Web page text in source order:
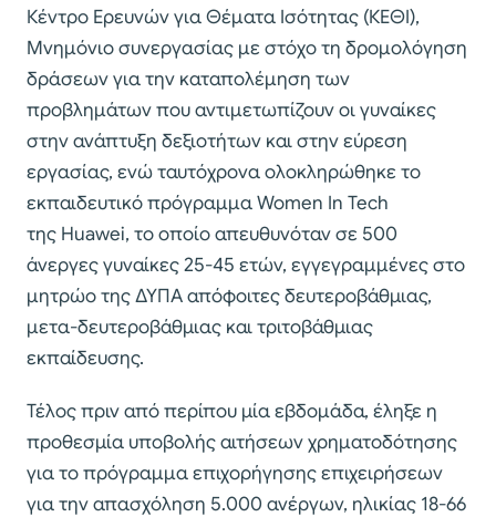
Κέντρο Ερευνών για Θέματα Ισότητας (ΚΕΘΙ),
Μνημόνιο συνεργασίας με στόχο τη δρομολόγηση
δράσεων για την καταπολέμηση των
προβλημάτων που αντιμετωπίζουν οι γυναίκες
στην ανάπτυξη δεξιοτήτων και στην εύρεση
εργασίας, ενώ ταυτόχρονα ολοκληρώθηκε το
εκπαιδευτικό πρόγραμμα Women In Tech
της Huawei, το οποίο απευθυνόταν σε 500
άνεργες γυναίκες 25-45 ετών, εγγεγραμμένες στο
μητρώο της ΔΥΠΑ απόφοιτες δευτεροβάθμιας,
μετα-δευτεροβάθμιας και τριτοβάθμιας
εκπαίδευσης.
Τέλος πριν από περίπου μία εβδομάδα, έληξε η
προθεσμία υποβολής αιτήσεων χρηματοδότησης
για το πρόγραμμα επιχορήγησης επιχειρήσεων
για την απασχόληση 5.000 ανέργων, ηλικίας 18-66